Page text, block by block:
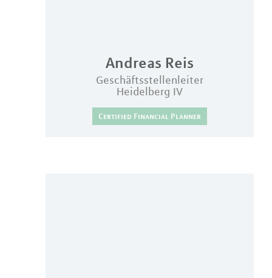
Andreas Reis
Geschäftsstellenleiter
Heidelberg IV
Certified Financial Planner